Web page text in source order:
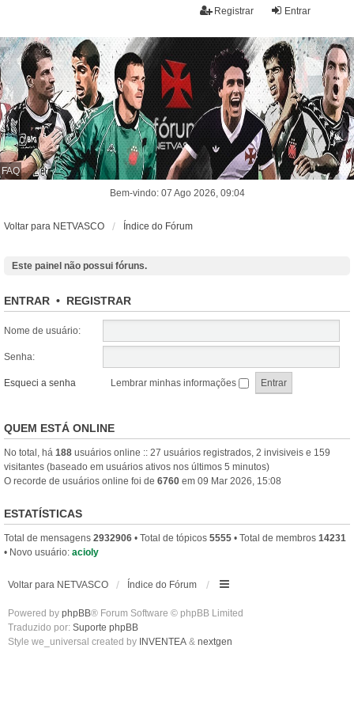
Entrar
Registrar
FAQ
Bem-vindo: 07 Ago 2026, 09:04
Voltar para NETVASCO Índice do Fórum
Este painel não possui fóruns.
ENTRAR • REGISTRAR
Nome de usuário:
Senha:
Esqueci a senha Lembrar minhas informações
QUEM ESTÁ ONLINE
No total, há 188 usuários online :: 27 usuários registrados, 2 invisiveis e 159
visitantes (baseado em usuários ativos nos últimos 5 minutos)
O recorde de usuários online foi de 6760 em 09 Mar 2026, 15:08
ESTATÍSTICAS
Total de mensagens 2932906 • Total de tópicos 5555 • Total de membros 14231
• Novo usuário: acioly
Voltar para NETVASCO Índice do Fórum
Powered by phpBB® Forum Software © phpBB Limited
Traduzido por: Suporte phpBB
Style we_universal created by INVENTEA & nextgen